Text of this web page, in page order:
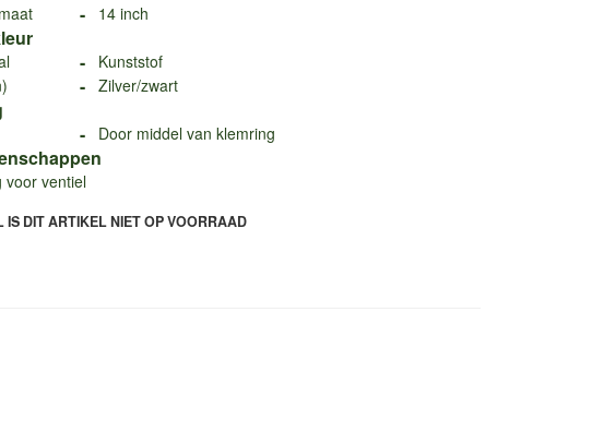
- 14 inch
-
Kunststof
- Zilver/zwart
- Door middel van klemring
voor ventiel
IS DIT ARTIKEL NIET OP VOORRAAD